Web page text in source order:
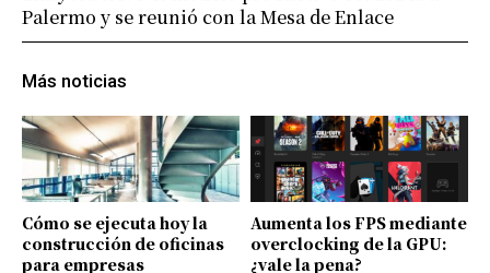
Más noticias
Cómo se ejecuta hoy la
construcción de oficinas
para empresas
Aumenta los FPS mediante
overclocking de la GPU:
¿vale la pena?
Palermo y se reunió con la Mesa de Enlace